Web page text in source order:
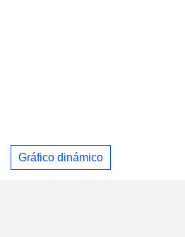
Gráfico dinámico